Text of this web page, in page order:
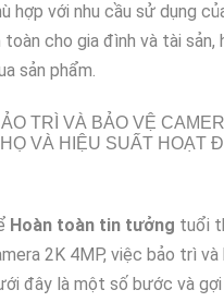
hợp với nhu cầu sử dụng
toàn cho gia đình và tài
sản phẩm.
TRÌ VÀ BẢO VỆ
VÀ HIỆU SUẤT HOẠT
Hoàn toàn tin tưởng tuổi
2K 4MP, việc bảo trì
đây là một số bước và